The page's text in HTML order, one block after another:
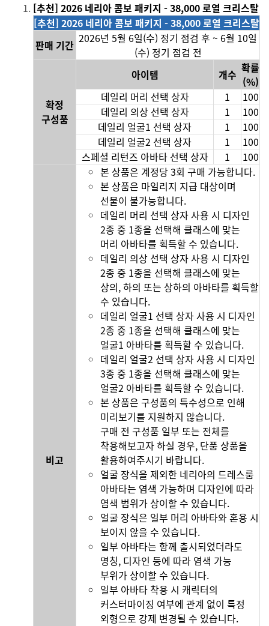
[추천] 2026 네리아 콤보 패키지 -38,000 로열 크리스탈
[추천] 2026 네리아 콤보 패키지 - 38,000 로열 크리스탈
판매 기간 2026년 5월 6일(수) 정기 점검 후 ~ 6월 10일
(수) 정기 점검 전
확정
구성품
아이템 개수 확률
(%)
데일리 머리 선택 상자
1
100
데일리 의상 선택 상자
1
100
데일리 얼굴1 선택 상자
1
100
데일리 얼굴2 선택 상자
1
100
스페셜 리턴즈 아바타 선택 상자
1 100
비고
본 상품은 계정당 3회 구매 가능합니다.
본 상품은 마일리지 지급 대상이며
선물이 불가능합니다.
데일리 머리 선택 상자사용 시 디자인
2종 중 1종을 선택해 클래스에 맞는
머리 아바타를 획득할 수 있습니다.
데일리 의상 선택 상자사용 시 디자인
2종 중 1종을 선택해 클래스에 맞는
상의, 하의 또는 상하의 아바타를 획득할
수 있습니다.
데일리 얼굴1 선택 상자 사용 시 디자인
2종 중 1종을 선택해 클래스에 맞는
얼굴1 아바타를 획득할 수 있습니다.
데일리 얼굴2 선택 상자 사용 시 디자인
3종 중 1종을 선택해 클래스에 맞는
얼굴2 아바타를 획득할 수 있습니다.
본 상품은 구성품의 특수성으로 인해
미리보기를 지원하지 않습니다.
구매 전 구성품 일부 또는 전체를
착용해보고자 하실 경우, 단품 상품을
활용하여주시기 바랍니다.
얼굴 장식을 제외한 네리아의 드레스룸
아바타는 염색 가능하며 디자인에 따라
염색 범위가 상이할 수 있습니다.
얼굴 장식은 일부 머리 아바타와 혼용 시
보이지 않을 수 있습니다.
일부 아바타는 함께 출시되었더라도
명칭, 디자인 등에 따라 염색 가능
부위가 상이할 수 있습니다.
일부 아바타 착용 시 캐릭터의
커스터마이징 여부에 관계 없이 특정
외형으로 강제 변경될 수 있습니다.